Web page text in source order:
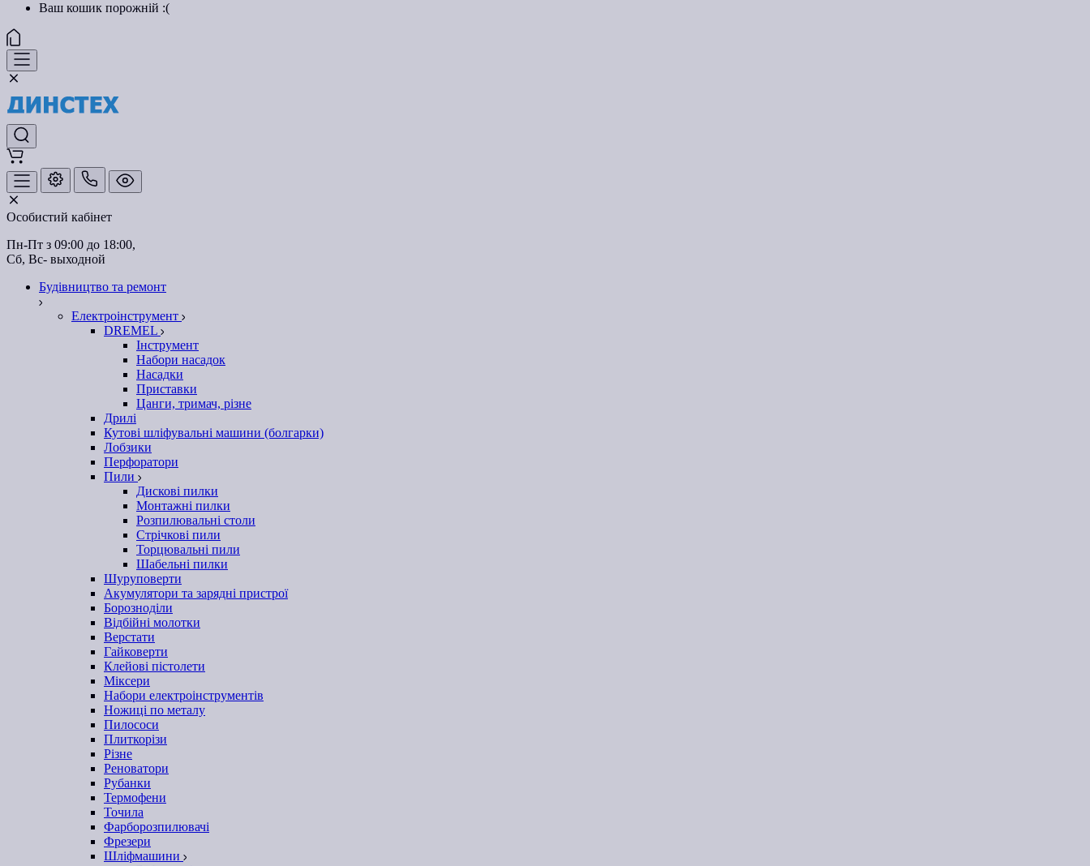
Ваш кошик порожній :(
Особистий кабінет
Пн-Пт з 09:00 до 18:00,
Сб, Вс- выходной
Будівництво та ремонт
Електроінструмент
DREMEL
Інструмент
Набори насадок
Насадки
Приставки
Цанги, тримач, різне
Дрилі
Кутові шліфувальні машини (болгарки)
Лобзики
Перфоратори
Пили
Дискові пилки
Монтажні пилки
Розпилювальні столи
Стрічкові пили
Торцювальні пили
Шабельні пилки
Шуруповерти
Акумулятори та зарядні пристрої
Борозноділи
Відбійні молотки
Верстати
Гайковерти
Клейові пістолети
Міксери
Набори електроінструментів
Ножиці по металу
Пилососи
Плиткорізи
Різне
Реноватори
Рубанки
Термофени
Точила
Фарборозпилювачі
Фрезери
Шліфмашини